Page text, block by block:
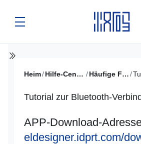
Heim/ Hilfe-Center / Häufige Fragen/
Tutorial zur Bluetooth-
APP-Download-Adresse
eldesigner.idprt.com/